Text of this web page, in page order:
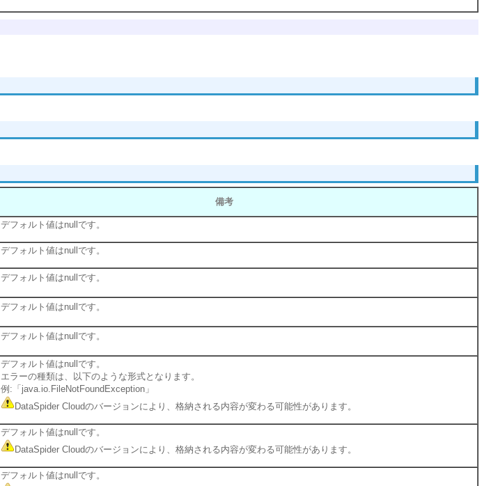
備考
デフォルト値はnullです。
デフォルト値はnullです。
デフォルト値はnullです。
デフォルト値はnullです。
デフォルト値はnullです。
デフォルト値はnullです。
エラーの種類は、以下のような形式となります。
例:「java.io.FileNotFoundException」
DataSpider Cloudのバージョンにより、格納される内容が変わる可能性があります。
デフォルト値はnullです。
DataSpider Cloudのバージョンにより、格納される内容が変わる可能性があります。
デフォルト値はnullです。